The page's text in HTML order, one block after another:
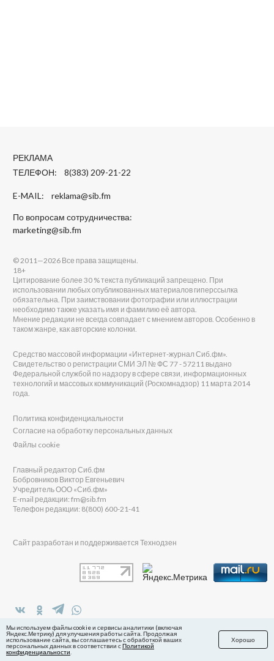
РЕКЛАМА
ТЕЛЕФОН: 8(383) 209-21-22
E-MAIL: reklama@sib.fm
По вопросам сотрудничества:
marketing@sib.fm
в Яндекс.Дзен
© 2011—2026 Все права защищены.
18+
Цитирование более 30 % текста публикаций запрещено. При
использовании любых опубликованных материалов гиперссылка
обязательна. При заимствовании фотографии или иллюстрации
необходимо также указать имя и фамилию её автора.
Мнение редакции не всегда совпадает с мнением авторов. Особенно в
таком жанре, как авторские колонки.
Средство массовой информации «Интернет-журнал Сиб.фм».
Свидетельство о регистрации СМИ ЭЛ № ФС 77 - 57211 выдано
Федеральной службой по надзору в сфере связи, информационных
технологий и массовых коммуникаций (Роскомнадзор) 11 марта 2014
года.
Политика конфиденциальности
Согласие на обработку персональных данных
Файлы cookie
Главный редактор Сиб.фм
Бобровников Виктор Евгеньевич
Учредитель ООО «Сиб.фм»
E-mail редакции: fm@sib.fm
Телефон редакции: 8(800) 600-21-41
Сайт разработан и поддерживается Технодзен
Мы используем файлы cookie и сервисы аналитики (включая
Яндекс.Метрику) для улучшения работы сайта. Продолжая
использование сайта, вы соглашаетесь с обработкой ваших
персональных данных в соответствии сПолитикой
конфиденциальности
Хорошо